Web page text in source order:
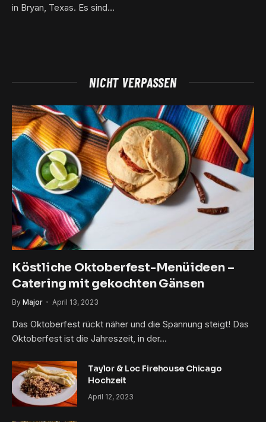
in Bryan, Texas. Es sind…
NICHT VERPASSEN
Köstliche Oktoberfest-Menüideen –
Catering mit gekochten Gänsen
By Major April 13, 2023
Das Oktoberfest rückt näher und die Spannung steigt! Das
Oktoberfest ist die Jahreszeit, in der…
Taylor & Loc Firehouse Chicago
Hochzeit
April 12, 2023